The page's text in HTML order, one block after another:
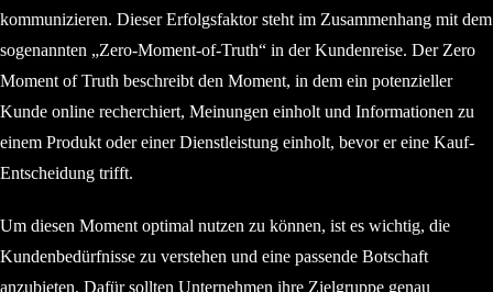
kommunizieren. Dieser Erfolgsfaktor steht im Zusammenhang mit dem
sogenannten „Zero-Moment-of-Truth“ in der Kundenreise. Der Zero
Moment of Truth beschreibt den Moment, in dem ein potenzieller
Kunde online recherchiert, Meinungen einholt und Informationen zu
einem Produkt oder einer Dienstleistung einholt, bevor er eine Kauf-
Entscheidung trifft.
Um diesen Moment optimal nutzen zu können, ist es wichtig, die
Kundenbedürfnisse zu verstehen und eine passende Botschaft
anzubieten. Dafür sollten Unternehmen ihre Zielgruppe genau